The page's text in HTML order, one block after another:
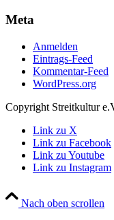
Meta
Anmelden
Eintrags-Feed
Kommentar-Feed
WordPress.org
Copyright Streitkultur
Link zu X
Link zu Facebook
Link zu Youtube
Link zu Instagram
Nach oben scrollen